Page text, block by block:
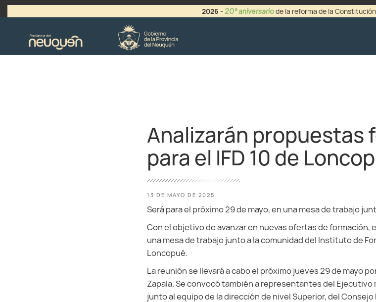
2026 - 20° aniversariode la reforma de la
Analizarán propuestas
para el IFD 10 de
13 DE MAYO DE 2025
Será para el próximo 29 de mayo, en una mesa de trabajo
Con el objetivo de avanzar en nuevas ofertas de formación,
una mesa de trabajo junto a la comunidad del Instituto de
Loncopué.
La reunión se llevará a cabo el próximo jueves 29 de mayo
Zapala. Se convocó también a representantes del
junto al equipo de la dirección de nivel Superior, del